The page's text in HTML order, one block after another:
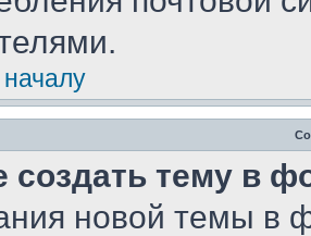
создать тему в
новой темы в